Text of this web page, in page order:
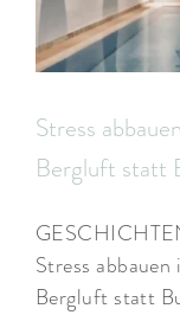
Stress
Bergluft statt
Stress
Bergluft statt